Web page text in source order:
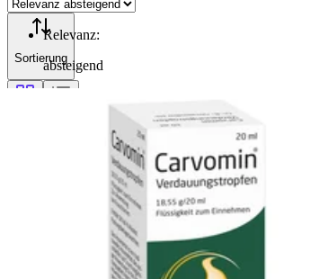
Sortierung
Relevanz:
absteigend